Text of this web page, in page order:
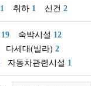
1 취하 1 신건 2
19 숙박시설 12
다세대(빌라) 2
자동차관련시설 1